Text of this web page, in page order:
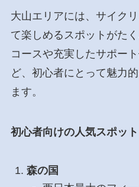
大山エリアには、サイク
て楽しめるスポットがた
コースや充実したサポー
ど、初心者にとって魅力
ます。
初心者向けの人気スポット
森の国